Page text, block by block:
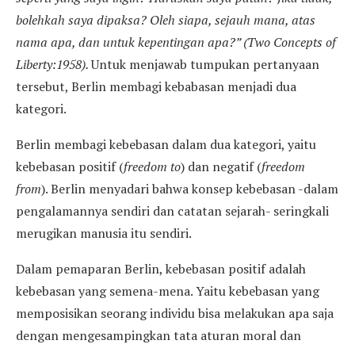
bolehkah saya dipaksa? Oleh siapa, sejauh mana, atas
nama apa, dan untuk kepentingan apa?” (Two Concepts of
Liberty:1958).Untuk menjawab tumpukan pertanyaan
tersebut, Berlin membagi kebabasan menjadi dua
kategori.
Berlin membagi kebebasan dalam dua kategori, yaitu
kebebasan positif (freedom to) dan negatif (freedom
from). Berlin menyadari bahwa konsep kebebasan -dalam
pengalamannya sendiri dan catatan sejarah- seringkali
merugikan manusia itu sendiri.
Dalam pemaparan Berlin, kebebasan positif adalah
kebebasan yang semena-mena. Yaitu kebebasan yang
memposisikan seorang individu bisa melakukan apa saja
dengan mengesampingkan tata aturan moral dan